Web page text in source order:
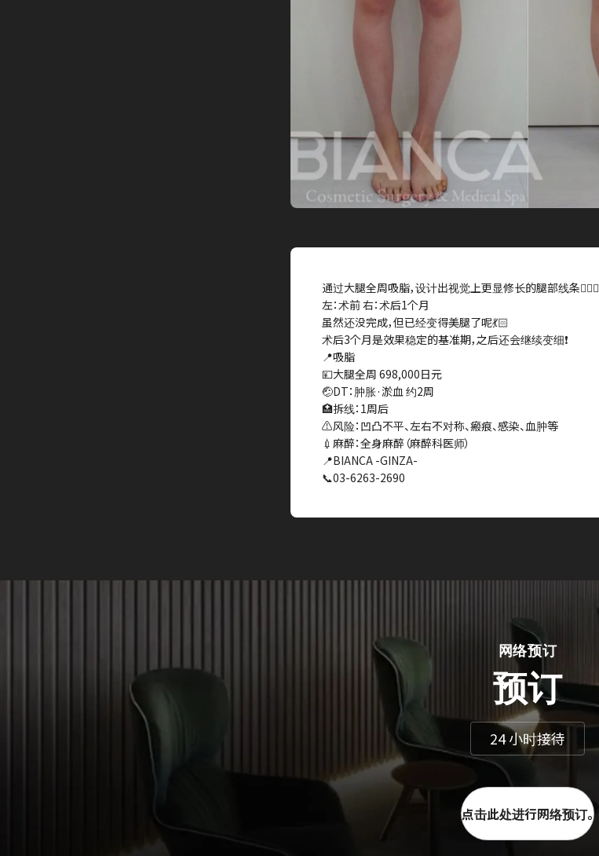
通过大腿全周吸脂，设计出视觉上更显修长的腿部线条👨🏻‍⚕️
左：术前 右：术后1个月
虽然还没完成，但已经变得美腿了呢💃🏻
术后3个月是效果稳定的基准期，之后还会继续变细❗️
📍吸脂
💴大腿全周 698,000日元
🤕DT：肿胀·淤血 约2周
🏥拆线：1周后
⚠️风险：凹凸不平、左右不对称、瘢痕、感染、血肿等
💉麻醉：全身麻醉（麻醉科医师）
📍BIANCA -GINZA-
📞03-6263-2690
网络预订
预订
24 小时接待
点击此处进行网络预订。